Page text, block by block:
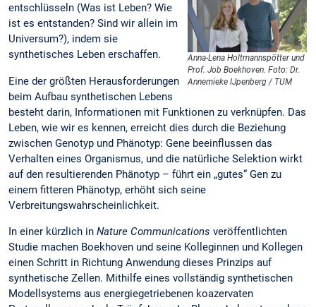
Anna-Lena Holtmannspötter und
Prof. Job Boekhoven. Foto: Dr.
Annemieke IJpenberg / TUM
entschlüsseln (Was ist Leben? Wie
ist es entstanden? Sind wir allein im
Universum?), indem sie
synthetisches Leben erschaffen.
Eine der größten Herausforderungen
beim Aufbau synthetischen Lebens
besteht darin, Informationen mit Funktionen zu verknüpfen. Das
Leben, wie wir es kennen, erreicht dies durch die Beziehung
zwischen Genotyp und Phänotyp: Gene beeinflussen das
Verhalten eines Organismus, und die natürliche Selektion wirkt
auf den resultierenden Phänotyp – führt ein „gutes“ Gen zu
einem fitteren Phänotyp, erhöht sich seine
Verbreitungswahrscheinlichkeit.
In einer kürzlich in Nature Communications veröffentlichten
Studie machen Boekhoven und seine Kolleginnen und Kollegen
einen Schritt in Richtung Anwendung dieses Prinzips auf
synthetische Zellen. Mithilfe eines vollständig synthetischen
Modellsystems aus energiegetriebenen koazervaten